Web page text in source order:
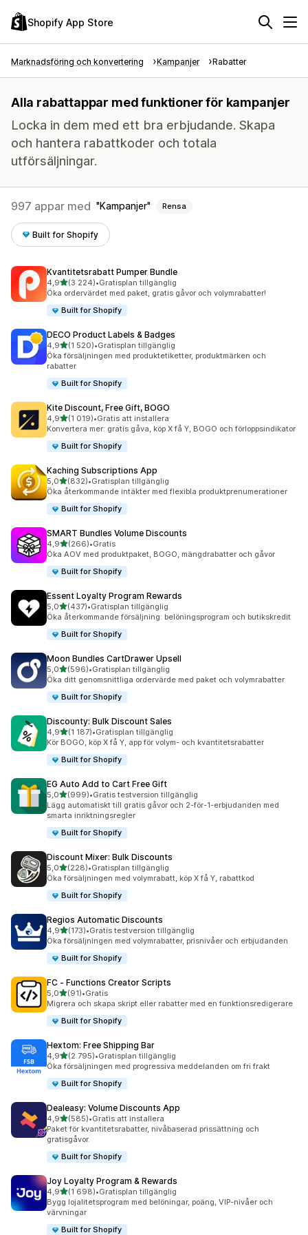
Shopify App Store
Marknadsföring och konvertering Kampanjer Rabatter
Alla rabattappar med funktioner för kampanjer
Locka in dem med ett bra erbjudande. Skapa
och hantera rabattkoder och totala
utförsäljningar.
997 appar med Kampanjer Rensa
Built for Shopify
Kvantitetsrabatt Pumper Bundle
4,9av 5 stjärnor
(3 224)
3224 recensioner totalt
•Gratisplan tillgänglig
Öka ordervärdet med paket, gratis gåvor och volymrabatter!
Built for Shopify
DECO Product Labels & Badges
4,9av 5 stjärnor
(1 520)
1520 recensioner totalt
•Gratisplan tillgänglig
Öka försäljningen med produktetiketter, produktmärken och
rabatter
Built for Shopify
Kite Discount, Free Gift, BOGO
4,9av 5 stjärnor
(1 019)
1019 recensioner totalt
•Gratis att installera
Konvertera mer: gratis gåva, köp X få Y, BOGO och förloppsindikator
Built for Shopify
Kaching Subscriptions App
5,0av 5 stjärnor
(832)
832 recensioner totalt
•Gratisplan tillgänglig
Öka återkommande intäkter med flexibla produktprenumerationer
Built for Shopify
SMART Bundles Volume Discounts
4,9av 5 stjärnor
(266)
266 recensioner totalt
•Gratis
Öka AOV med produktpaket, BOGO, mängdrabatter och gåvor
Built for Shopify
Essent Loyalty Program Rewards
5,0av 5 stjärnor
(437)
437 recensioner totalt
•Gratisplan tillgänglig
Öka återkommande försäljning: belöningsprogram och butikskredit
Built for Shopify
Moon Bundles CartDrawer Upsell
5,0av 5 stjärnor
(596)
596 recensioner totalt
•Gratisplan tillgänglig
Öka ditt genomsnittliga ordervärde med paket och volymrabatter
Built for Shopify
Discounty: Bulk Discount Sales
4,9av 5 stjärnor
(1 187)
1187 recensioner totalt
•Gratisplan tillgänglig
Kör BOGO, köp X få Y, app för volym- och kvantitetsrabatter
Built for Shopify
EG Auto Add to Cart Free Gift
5,0av 5 stjärnor
(999)
999 recensioner totalt
•Gratis testversion tillgänglig
Lägg automatiskt till gratis gåvor och 2-för-1-erbjudanden med
smarta inriktningsregler
Built for Shopify
Discount Mixer: Bulk Discounts
5,0av 5 stjärnor
(228)
228 recensioner totalt
•Gratisplan tillgänglig
Öka försäljningen med volymrabatt, köp X få Y, rabattkod
Built for Shopify
Regios Automatic Discounts
4,9av 5 stjärnor
(173)
173 recensioner totalt
•Gratis testversion tillgänglig
Öka försäljningen med volymrabatter, prisnivåer och erbjudanden
Built for Shopify
FC ‑ Functions Creator Scripts
5,0av 5 stjärnor
(91)
91 recensioner totalt
•Gratis
Migrera och skapa skript eller rabatter med en funktionsredigerare
Built for Shopify
Hextom: Free Shipping Bar
4,9av 5 stjärnor
(2 795)
2795 recensioner totalt
•Gratisplan tillgänglig
Öka försäljningen med progressiva meddelanden om fri frakt
Built for Shopify
Dealeasy: Volume Discounts App
4,9av 5 stjärnor
(585)
585 recensioner totalt
•Gratis att installera
Paket för kvantitetsrabatter, nivåbaserad prissättning och
gratisgåvor.
Built for Shopify
Joy Loyalty Program & Rewards
4,9av 5 stjärnor
(1 698)
1698 recensioner totalt
•Gratisplan tillgänglig
Bygg lojalitetsprogram med belöningar, poäng, VIP-nivåer och
värvningar
Built for Shopify